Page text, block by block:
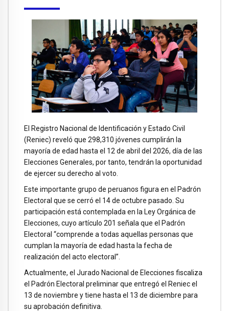
El Registro Nacional de Identificación y Estado Civil
(Reniec) reveló que 298,310 jóvenes cumplirán la
mayoría de edad hasta el 12 de abril del 2026, día de las
Elecciones Generales, por tanto, tendrán la oportunidad
de ejercer su derecho al voto.
Este importante grupo de peruanos figura en el Padrón
Electoral que se cerró el 14 de octubre pasado. Su
participación está contemplada en la Ley Orgánica de
Elecciones, cuyo artículo 201 señala que el Padrón
Electoral “comprende a todas aquellas personas que
cumplan la mayoría de edad hasta la fecha de
realización del acto electoral”.
Actualmente, el Jurado Nacional de Elecciones fiscaliza
el Padrón Electoral preliminar que entregó el Reniec el
13 de noviembre y tiene hasta el 13 de diciembre para
su aprobación definitiva.